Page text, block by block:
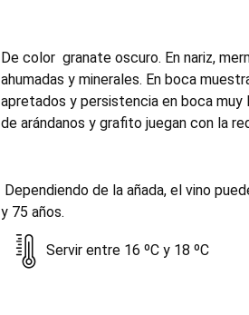
De color granate oscuro. En nariz,
ahumadas y minerales. En boca
apretados y persistencia en boca muy
de arándanos y grafito juegan con la
Dependiendo de la añada, el vino
y 75 años.
Servir entre 16 ºC y 18 ºC